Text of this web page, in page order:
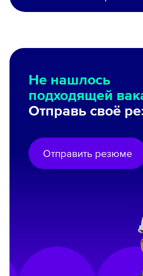
Не нашлось
подходящей
Отправь своё
Отправить резюме